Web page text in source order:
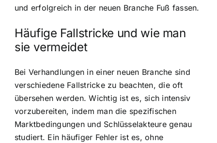
und erfolgreich in der neuen Branche Fuß fassen.
Häufige Fallstricke und wie man
sie vermeidet
Bei Verhandlungen in einer neuen Branche sind
verschiedene Fallstricke zu beachten, die oft
übersehen werden. Wichtig ist es, sich intensiv
vorzubereiten, indem man die spezifischen
Marktbedingungen und Schlüsselakteure genau
studiert. Ein häufiger Fehler ist es, ohne